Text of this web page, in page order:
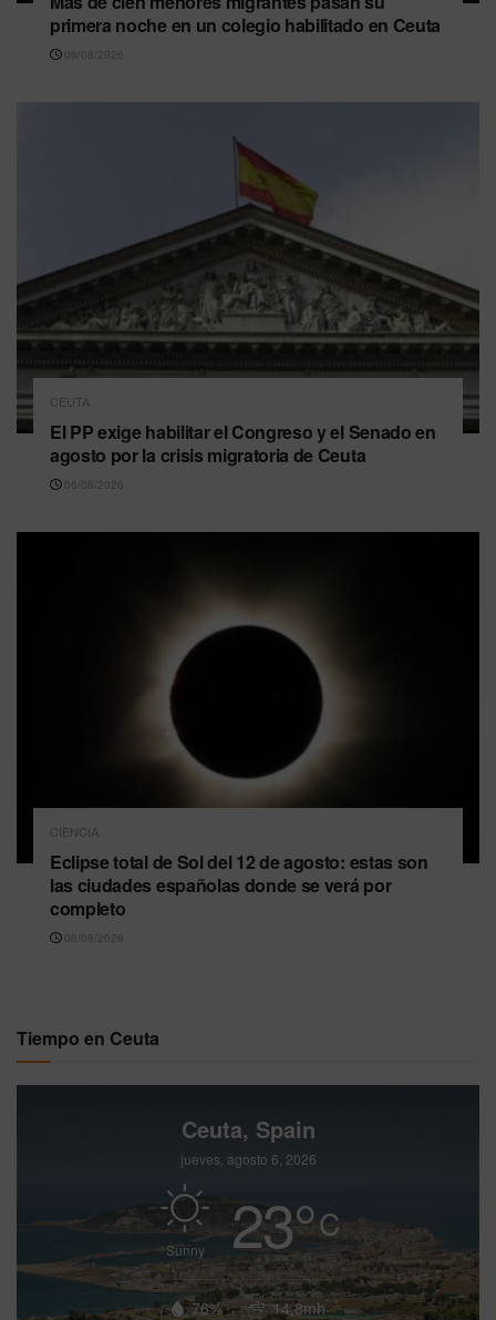
primera noche en un colegio habilitado en Ceuta
06/08/2026
CEUTA
El PP exige habilitar el Congreso y el Senado en
agosto por la crisis migratoria de Ceuta
06/08/2026
CIENCIA
Eclipse total de Sol del 12 de agosto: estas son
las ciudades españolas donde se verá por
completo
06/08/2026
Tiempo en Ceuta
Ceuta, Spain
jueves, agosto 6, 2026
Sunny 23°C
76% 14.8mh